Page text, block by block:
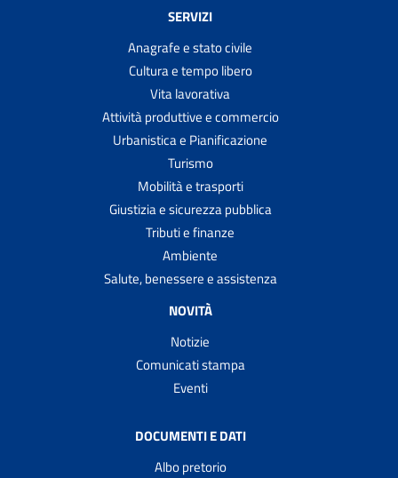
SERVIZI
Anagrafe e stato civile
Cultura e tempo libero
Vita lavorativa
Attività produttive e commercio
Urbanistica e Pianificazione
Turismo
Mobilità e trasporti
Giustizia e sicurezza pubblica
Tributi e finanze
Ambiente
Salute, benessere e assistenza
NOVITÀ
Notizie
Comunicati stampa
Eventi
DOCUMENTI E DATI
Albo pretorio